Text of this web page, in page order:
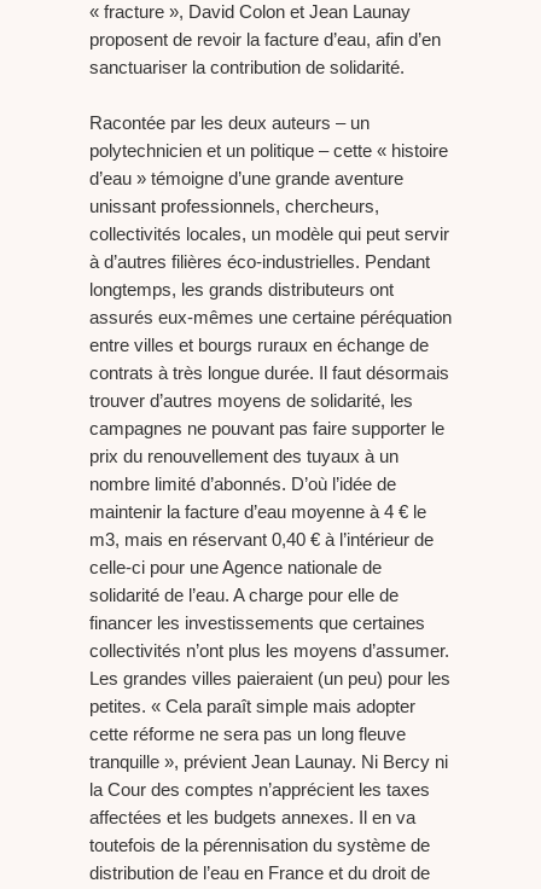
« fracture », David Colon et Jean Launay
proposent de revoir la facture d’eau, afin d’en
sanctuariser la contribution de solidarité.
Racontée par les deux auteurs – un
polytechnicien et un politique – cette « histoire
d’eau » témoigne d’une grande aventure
unissant professionnels, chercheurs,
collectivités locales, un modèle qui peut servir
à d’autres filières éco-industrielles. Pendant
longtemps, les grands distributeurs ont
assurés eux-mêmes une certaine péréquation
entre villes et bourgs ruraux en échange de
contrats à très longue durée. Il faut désormais
trouver d’autres moyens de solidarité, les
campagnes ne pouvant pas faire supporter le
prix du renouvellement des tuyaux à un
nombre limité d’abonnés. D’où l’idée de
maintenir la facture d’eau moyenne à 4 € le
m3, mais en réservant 0,40 € à l’intérieur de
celle-ci pour une Agence nationale de
solidarité de l’eau. A charge pour elle de
financer les investissements que certaines
collectivités n’ont plus les moyens d’assumer.
Les grandes villes paieraient (un peu) pour les
petites. « Cela paraît simple mais adopter
cette réforme ne sera pas un long fleuve
tranquille », prévient Jean Launay. Ni Bercy ni
la Cour des comptes n’apprécient les taxes
affectées et les budgets annexes. Il en va
toutefois de la pérennisation du système de
distribution de l’eau en France et du droit de